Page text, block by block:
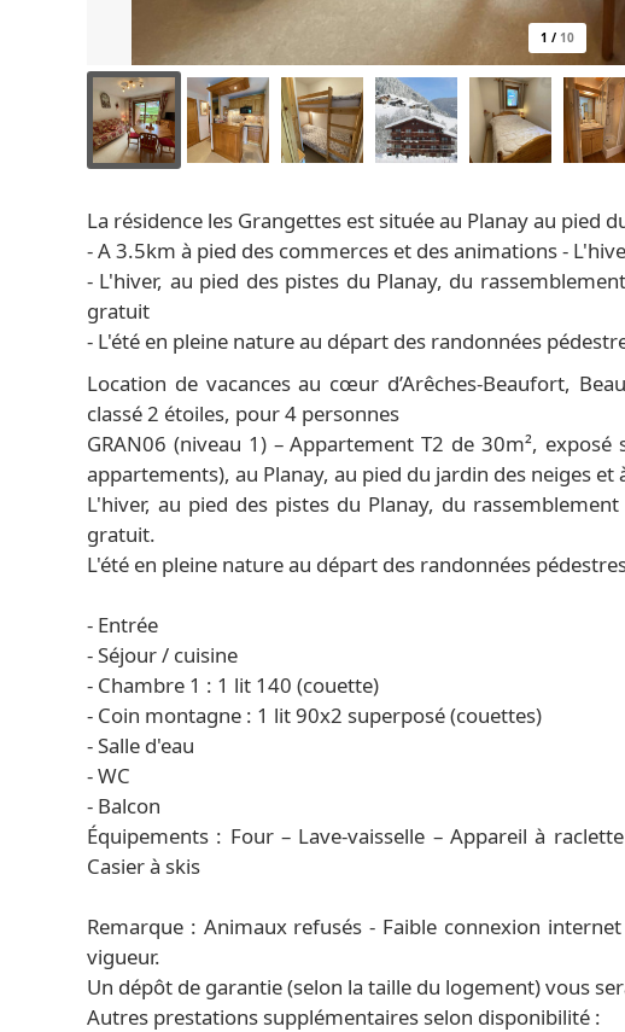
1 / 10
La résidence les Grangettes est située au Planay au pied
- A 3.5km à pied des commerces et des animations -
- L'hiver, au pied des pistes du Planay, du
gratuit
- L'été en pleine nature au départ des randonnées
Location de vacances au cœur d’Arêches-Beaufort,
classé 2 étoiles, pour 4 personnes
GRAN06 (niveau 1) – Appartement T2 de 30m²,
appartements), au Planay, au pied du jardin des neiges et
L'hiver, au pied des pistes du Planay, du
gratuit.
L'été en pleine nature au départ des randonnées
- Entrée
- Séjour / cuisine
- Chambre 1 : 1 lit 140 (couette)
- Coin montagne : 1 lit 90x2 superposé (couettes)
- Salle d'eau
- WC
- Balcon
Équipements : Four – Lave-vaisselle – Appareil à
Casier à skis
Remarque : Animaux refusés - Faible connexion
vigueur.
Un dépôt de garantie (selon la taille du logement) vous
Autres prestations supplémentaires selon disponibilité :